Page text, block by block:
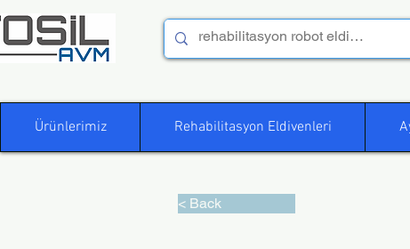
Ürünlerimiz Rehabilitasyon Eldivenleri
< Back